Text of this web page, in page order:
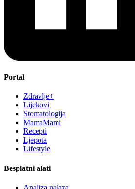
Portal
Zdravlje+
Lijekovi
Stomatologija
MamaMami
Recepti
Ljepota
Lifestyle
Besplatni alati
Analiza nalaza